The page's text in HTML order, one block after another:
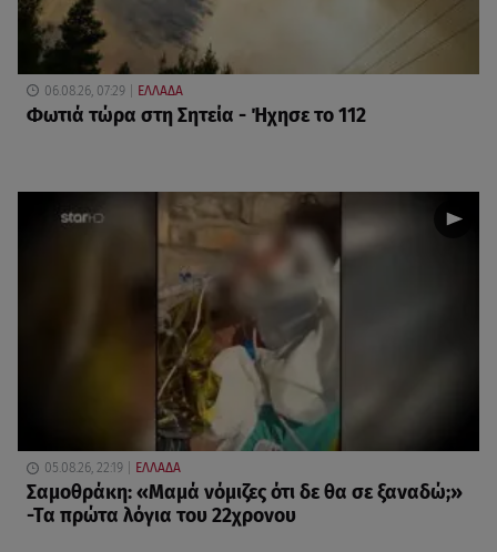
06.08.26, 07:29 ΕΛΛΑΔΑ
Φωτιά τώρα στη Σητεία - Ήχησε το 112
05.08.26, 22:19 ΕΛΛΑΔΑ
Σαμοθράκη: «Μαμά νόμιζες ότι δε θα σε ξαναδώ;»
-Τα πρώτα λόγια του 22χρονου